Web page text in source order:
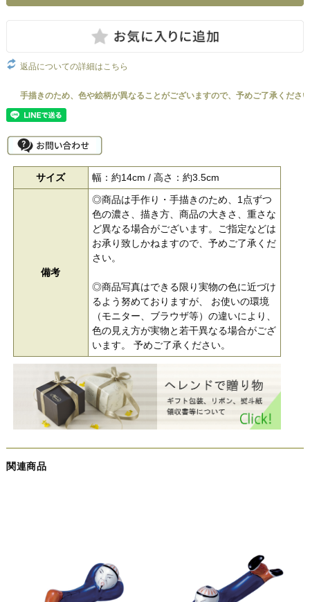
返品についての詳細はこちら
サイズ 幅：約14cm / 高さ：約3.5cm
備考
◎商品は手作り・手描きのため、1点ずつ
色の濃さ、描き方、商品の大きさ、重さな
ど異なる場合がございます。ご指定などは
お承り致しかねますので、予めご了承くだ
さい。
◎商品写真はできる限り実物の色に近づけ
るよう努めておりますが、 お使いの環境
（モニター、ブラウザ等）の違いにより、
色の見え方が実物と若干異なる場合がござ
います。 予めご了承ください。
関連商品